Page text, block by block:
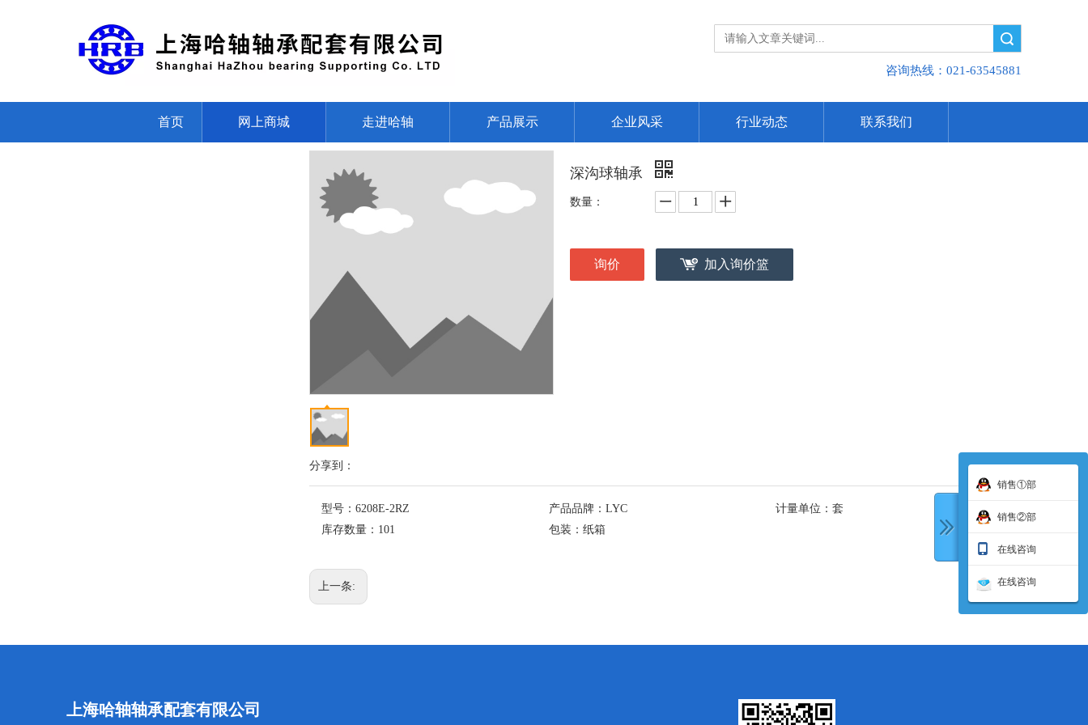
咨询热线：021-63545881
首页 网上商城 走进哈轴 产品展示 企业风采 行业动态 联系我们
分享到：
深沟球轴承
数量：
询价 加入询价篮
型号： 6208E-2RZ 产品品牌： LYC 计量单位： 套
库存数量： 101 包装： 纸箱
上一条: 下一条:
销售①部
销售②部
在线咨询
在线咨询
上海哈轴轴承配套有限公司